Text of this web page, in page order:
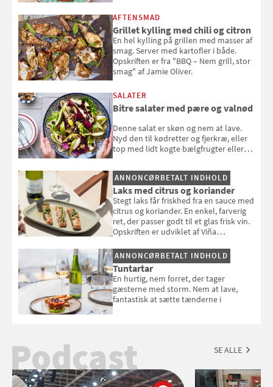
AFTENSMAD
Grillet kylling med chili og citron
En hel kylling på grillen med masser af
smag. Server med kartofler i både.
Opskriften er fra "BBQ – Nem grill, stor
smag" af Jamie Oliver.
SALATER
Bitre salater med pære og valnød
Denne salat er skøn og nem at lave.
Nyd den til kødretter og fjerkræ, eller
top med lidt kogte bælgfrugter eller
selvstændigt måltid. Opskriften er fra
Louisa Lorangs kogebog "Salat".
ANNONCØRBETALT INDHOLD
Laks med citrus og koriander
Stegt laks får friskhed fra en sauce med
citrus og koriander. En enkel, farverig
ret, der passer godt til et glas frisk vin.
Opskriften er udviklet af Viña
ANNONCØRBETALT INDHOLD
Tuntartar
En hurtig, nem forret, der tager
gæsterne med storm. Nem at lave,
fantastisk at sætte tænderne i
Podcast SE ALLE